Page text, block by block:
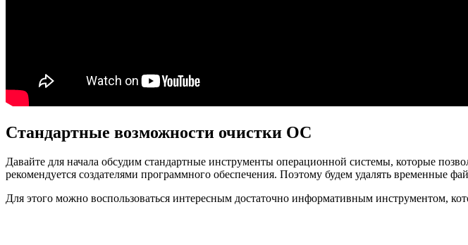
Стандартные возможности очистки ОС
Давайте для начала обсудим стандартные инструменты операционной системы, которые
рекомендуется создателями программного обеспечения. Поэтому будем удалять временные
Для этого можно воспользоваться интересным достаточно информативным инструментом,